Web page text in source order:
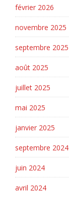
février 2026
novembre 2025
septembre 2025
août 2025
juillet 2025
mai 2025
janvier 2025
septembre 2024
juin 2024
avril 2024